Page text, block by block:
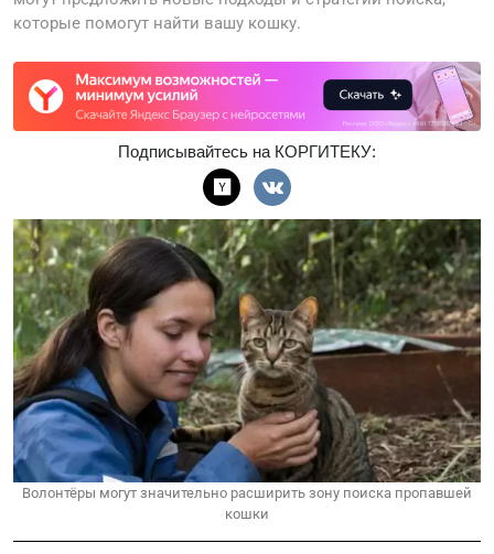
которые помогут найти вашу кошку.
Подписывайтесь на КОРГИТЕКУ:
Волонтёры могут значительно расширить зону поиска пропавшей
кошки